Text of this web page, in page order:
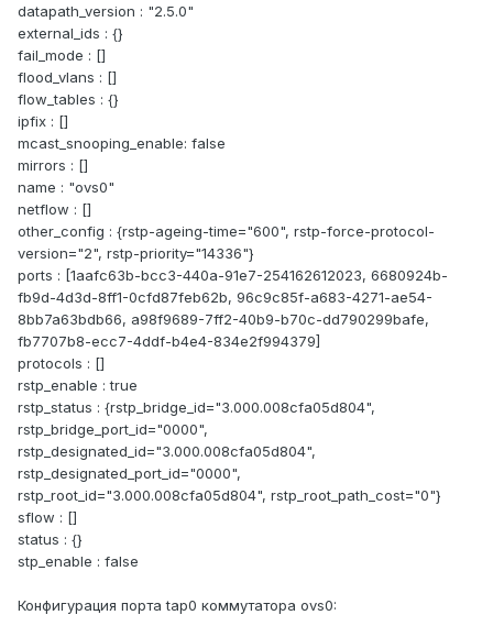
datapath_version : "2.5.0"
external_ids : {}
fail_mode : []
flood_vlans : []
flow_tables : {}
ipfix : []
mcast_snooping_enable: false
mirrors : []
name : "ovs0"
netflow : []
other_config : {rstp-ageing-time="600", rstp-force-protocol-
version="2", rstp-priority="14336"}
ports : [1aafc63b-bcc3-440a-91e7-254162612023, 6680924b-
fb9d-4d3d-8ff1-0cfd87feb62b, 96c9c85f-a683-4271-ae54-
8bb7a63bdb66, a98f9689-7ff2-40b9-b70c-dd790299bafe,
fb7707b8-ecc7-4ddf-b4e4-834e2f994379]
protocols : []
rstp_enable : true
rstp_status : {rstp_bridge_id="3.000.008cfa05d804",
rstp_bridge_port_id="0000",
rstp_designated_id="3.000.008cfa05d804",
rstp_designated_port_id="0000",
rstp_root_id="3.000.008cfa05d804", rstp_root_path_cost="0"}
sflow : []
status : {}
stp_enable : false
Конфигурация порта tap0 коммутатора ovs0: